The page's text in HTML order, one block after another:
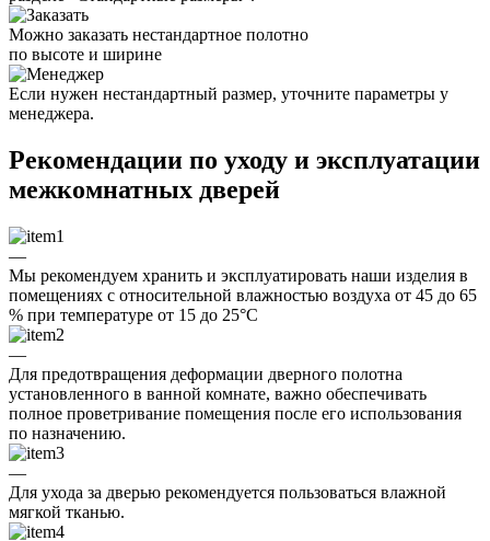
Можно заказать нестандартное полотно
по высоте и ширине
Если нужен нестандартный размер, уточните параметры у
менеджера.
Рекомендации по уходу и эксплуатации
межкомнатных дверей
—
Мы рекомендуем хранить и эксплуатировать наши изделия в
помещениях с относительной влажностью воздуха от 45 до 65
% при температуре от 15 до 25°C
—
Для предотвращения деформации дверного полотна
установленного в ванной комнате, важно обеспечивать
полное проветривание помещения после его использования
по назначению.
—
Для ухода за дверью рекомендуется пользоваться влажной
мягкой тканью.